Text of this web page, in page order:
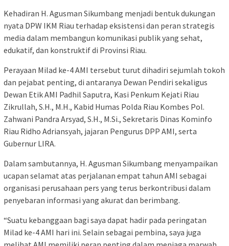
Kehadiran H. Agusman Sikumbang menjadi bentuk dukungan
nyata DPW IKM Riau terhadap eksistensi dan peran strategis
media dalam membangun komunikasi publik yang sehat,
edukatif, dan konstruktif di Provinsi Riau.
Perayaan Milad ke-4 AMI tersebut turut dihadiri sejumlah tokoh
dan pejabat penting, di antaranya Dewan Pendiri sekaligus
Dewan Etik AMI Padhil Saputra, Kasi Penkum Kejati Riau
Zikrullah, S.H., M.H., Kabid Humas Polda Riau Kombes Pol.
Zahwani Pandra Arsyad, S.H., M.Si., Sekretaris Dinas Kominfo
Riau Ridho Adriansyah, jajaran Pengurus DPP AMI, serta
Gubernur LIRA.
Dalam sambutannya, H. Agusman Sikumbang menyampaikan
ucapan selamat atas perjalanan empat tahun AMI sebagai
organisasi perusahaan pers yang terus berkontribusi dalam
penyebaran informasi yang akurat dan berimbang.
“Suatu kebanggaan bagi saya dapat hadir pada peringatan
Milad ke-4 AMI hari ini. Selain sebagai pembina, saya juga